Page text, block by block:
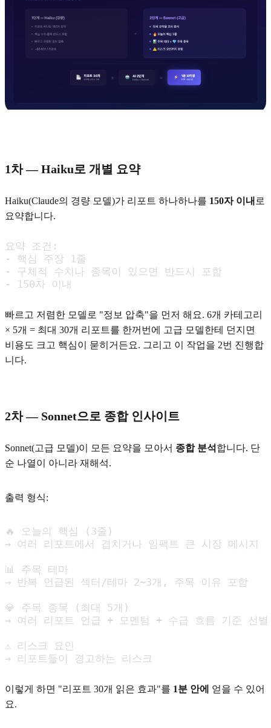
1차 — Haiku로 개별 요약
Haiku(Claude의 경량 모델)가 리포트 하나하나를 150자 이내 로
요약합니다.
요약 조건:
- 핵심 주장 1줄
- 구체적 수치나 종목이 있으면 반드시 포함
- 150자 이내
빠르고 저렴한 모델로 "정보 압축"을 먼저 해요. 6개 카테고리
× 5개 = 최대 30개 리포트를 한꺼번에 고급 모델한테 던지면
비용도 크고 핵심이 묻히거든요. 그리고 이 작업을 2번 진행합
니다.
2차 — Sonnet으로 종합 인사이트
Sonnet(고급 모델)이 모든 요약을 모아서 종합 분석 합니다. 단
순 나열이 아니라 재해석.
출력 형식:
🔥 오늘의 핵심 (3줄)
→ 여러 리포트에서 겹치거나 임팩트 큰 시장 메시지
📊 주목 테마
→ 반복 언급된 섹터/테마 2~3개, 주목 이유 포함
💎 주목 종목 (최대 5개)
→ 여러 리포트 언급 + 모멘텀 + 수급 흐름 기준 선별
⚠️ 리스크 요인
→ 리포트들이 경고하는 리스크
이렇게 하면 "리포트 30개 읽은 효과"를 1분 안에
얻을 수 있어
요.